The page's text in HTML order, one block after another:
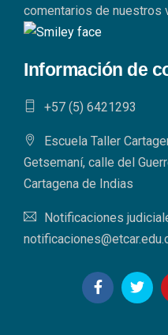
comentarios de nuestros
Información de
+57 (5) 6421293​
Escuela Taller
Getsemaní, calle del
Cartagena de Indias
Notificaciones